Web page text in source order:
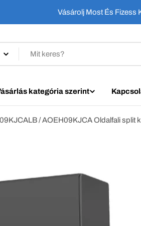
Vásárolj Most És Fizess
kategória szerint
/ AOEH09KJCA Oldalfali split